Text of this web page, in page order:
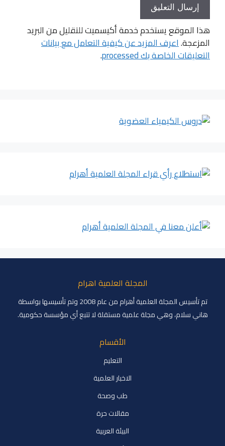
هذا الموقع يستخدم خدمة أكيسميت للتقليل من البريد
المزعجة.اعرف المزيد عن كيفية التعامل مع بيانات
التعليقات الخاصة بك processed .
المجلة العلمية اهرام
تم تأسيس المجلة العلمية أهرام من عام 2008 وتم تأسيسها بواسطة
هاني سلام، وهي مجلة علمية مستقلة لا تتبع أي مؤسسة حكومية.
الأقسام
التعليم
الاخبار العلمية
طب وصحة
مقالات حرة
البيئة العربية